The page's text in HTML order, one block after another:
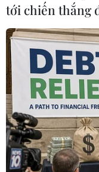
bao gồm việc ký
bán lẻ. Bà tin
trong tổng
75%, điều này
giá đầu cơ.”
Như Bộ Nông
báo trước đó,
của các nhà sản
loại một) và
gian tới, Bộ này
tới chiến thắng